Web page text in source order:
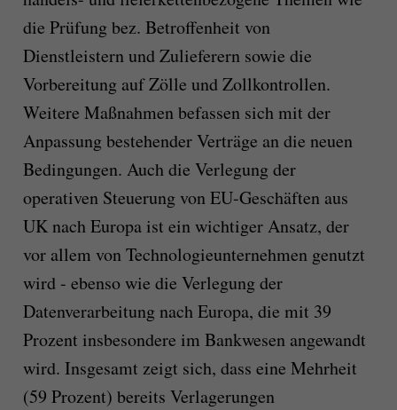
die Prüfung bez. Betroffenheit von
Dienstleistern und Zulieferern sowie die
Vorbereitung auf Zölle und Zollkontrollen.
Weitere Maßnahmen befassen sich mit der
Anpassung bestehender Verträge an die neuen
Bedingungen. Auch die Verlegung der
operativen Steuerung von EU-Geschäften aus
UK nach Europa ist ein wichtiger Ansatz, der
vor allem von Technologieunternehmen genutzt
wird - ebenso wie die Verlegung der
Datenverarbeitung nach Europa, die mit 39
Prozent insbesondere im Bankwesen angewandt
wird. Insgesamt zeigt sich, dass eine Mehrheit
(59 Prozent) bereits Verlagerungen